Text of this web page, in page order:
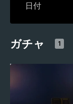
日付
ガチャ 1